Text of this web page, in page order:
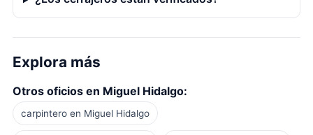
Explora más
Otros oficios en Miguel Hidalgo:
carpintero en Miguel Hidalgo